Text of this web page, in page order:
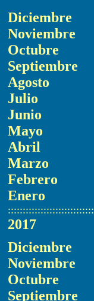
Diciembre
Noviembre
Octubre
Septiembre
Agosto
Julio
Junio
Mayo
Abril
Marzo
Febrero
Enero
:::::::::::::::::::::::::::::
2017
Diciembre
Noviembre
Octubre
Septiembre